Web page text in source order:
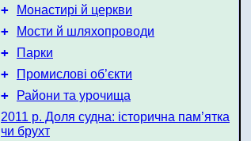
+ Монастирі й церкви
+ Мости й шляхопроводи
+ Парки
+ Промислові об’єкти
+
Райони та урочища
2011 р. Доля судна: історична пам’ятка
чи брухт